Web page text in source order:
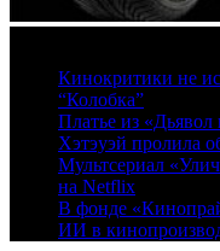
Кинокритики не
“Колобка”
Платье из «Дьявол
Хэтэуэй пролила
Мультсериал
на Netflix
В фонде
ИИ в